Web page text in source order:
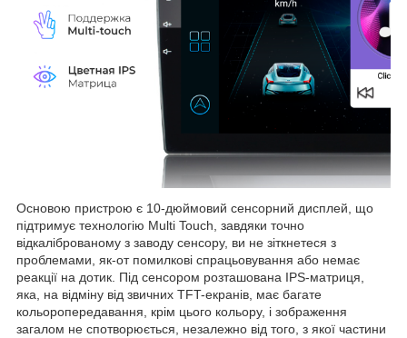
Основою пристрою є 10-дюймовий сенсорний дисплей, що
підтримує технологію Multi Touch, завдяки точно
відкаліброваному з заводу сенсору, ви не зіткнетеся з
проблемами, як-от помилкові спрацьовування або немає
реакції на дотик. Під сенсором розташована IPS-матриця,
яка, на відміну від звичних TFT-екранів, має багате
кольоропередавання, крім цього кольору, і зображення
загалом не спотворюється, незалежно від того, з якої частини